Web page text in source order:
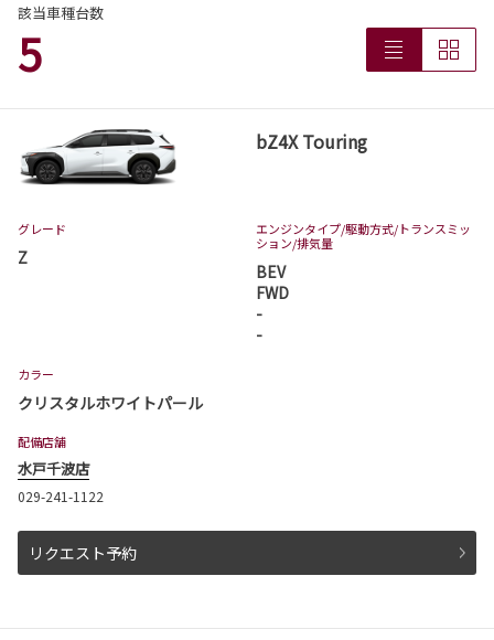
該当車種台数
5
bZ4X Touring
グレード
Z
エンジンタイプ/駆動方式/トランスミッ
ション/排気量
BEV
FWD
-
-
カラー
クリスタルホワイトパール
配備店舗
水戸千波店
029-241-1122
リクエスト予約